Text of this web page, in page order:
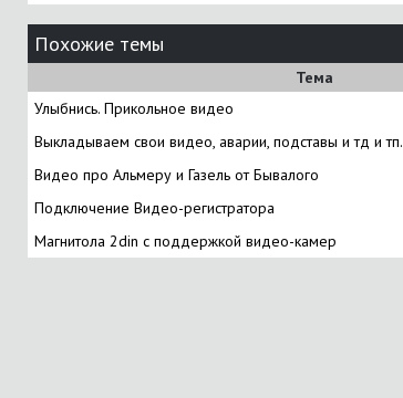
Похожие темы
Тема
Улыбнись. Прикольное видео
Выкладываем свои видео, аварии, подставы и тд и тп.
Видео про Альмеру и Газель от Бывалого
Подключение Видео-регистратора
Магнитола 2din с поддержкой видео-камер